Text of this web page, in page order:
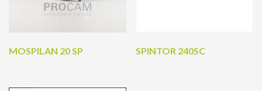
MOSPILAN 20 SP SPINTOR 240SC